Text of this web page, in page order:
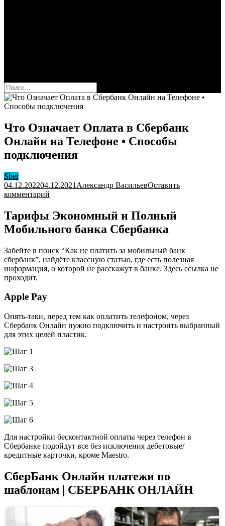
Найти:
Что Означает Оплата в Сбербанк
Онлайн на Телефоне • Способы
подключения
Sber
04.12.202204.12.2021 Александр ВасильевОставить
комментарий
Означает
Оплата
в
Онлайн
на
Телефоне
Тарифы Экономный и Полный
Мобильного банка Сбербанка
Забейте в поиск “Как не платить за мобильный банк
сбербанк”, найдёте классную статью, где есть полезная
информация, о которой не расскажут в банке. Здесь ссылка не
проходит.
Apple Pay
Опять-таки, перед тем как оплатить телефоном, через
Сбербанк Онлайн нужно подключить и настроить выбранный
для этих целей пластик.
Для настройки бесконтактной оплаты через телефон в
Сбербанке подойдут все без исключения дебетовые/
кредитные карточки, кроме Maestro.
СберБанк Онлайн платежи по
шаблонам | СБЕРБАНК ОНЛАЙН